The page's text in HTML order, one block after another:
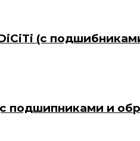
(с
подшипниками и